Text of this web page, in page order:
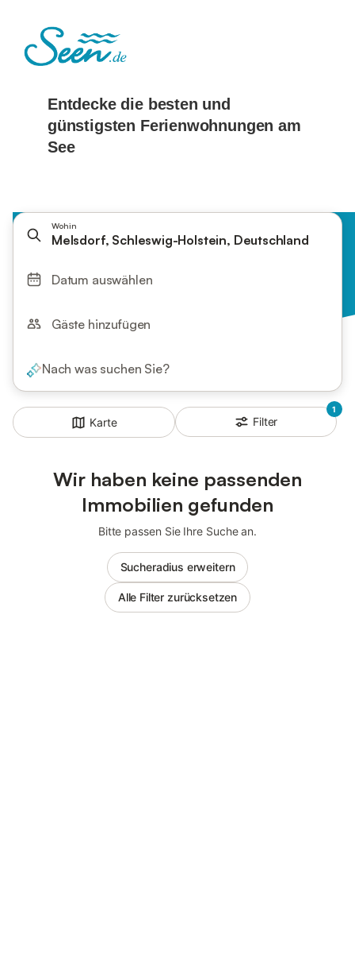
Wohin
Melsdorf, Schleswig-Holstein, Deutschland
Datum auswählen
Gäste hinzufügen
Nach was suchen Sie?
Karte
1
Filter
Wir haben keine passenden
Immobilien gefunden
Bitte passen Sie Ihre Suche an.
Sucheradius erweitern
Alle Filter zurücksetzen